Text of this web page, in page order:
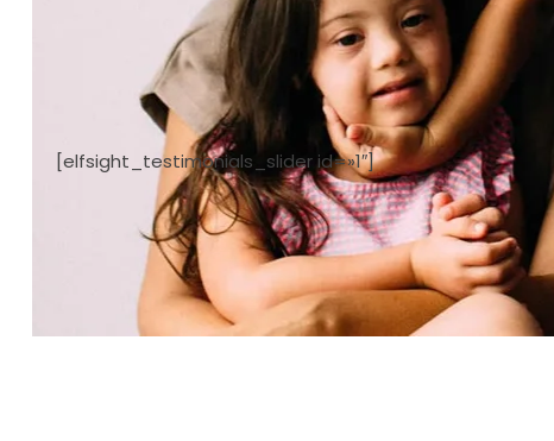
[elfsight_testimonials_slider id=»1″]